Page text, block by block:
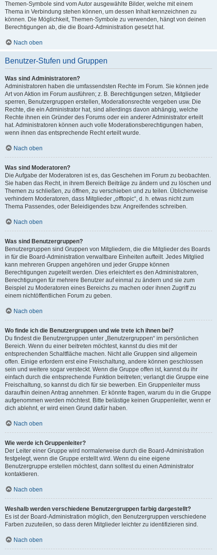
Themen-Symbole sind vom Autor ausgewählte Bilder, welche mit einem
Thema in Verbindung stehen können, um dessen Inhalt kennzeichnen zu
können. Die Möglichkeit, Themen-Symbole zu verwenden, hängt von deinen
Berechtigungen ab, die die Board-Administration gesetzt hat.
Nach oben
Benutzer-Stufen und Gruppen
Was sind Administratoren?
Administratoren haben die umfassendsten Rechte im Forum. Sie können jede
Art von Aktion im Forum ausführen; z. B. Berechtigungen setzen, Mitglieder
sperren, Benutzergruppen erstellen, Moderationsrechte vergeben usw. Die
Rechte, die ein Administrator hat, sind allerdings davon abhängig, welche
Rechte ihnen ein Gründer des Forums oder ein anderer Administrator erteilt
hat. Administratoren können auch volle Moderationsberechtigungen haben,
wenn ihnen das entsprechende Recht erteilt wurde.
Nach oben
Was sind Moderatoren?
Die Aufgabe der Moderatoren ist es, das Geschehen im Forum zu beobachten.
Sie haben das Recht, in ihrem Bereich Beiträge zu ändern und zu löschen und
Themen zu schließen, zu öffnen, zu verschieben und zu teilen. Üblicherweise
verhindern Moderatoren, dass Mitglieder „offtopic“, d. h. etwas nicht zum
Thema Passendes, oder Beleidigendes bzw. Angreifendes schreiben.
Nach oben
Was sind Benutzergruppen?
Benutzergruppen sind Gruppen von Mitgliedern, die die Mitglieder des Boards
in für die Board-Administration verwaltbare Einheiten aufteilt. Jedes Mitglied
kann mehreren Gruppen angehören und jeder Gruppe können
Berechtigungen zugeteilt werden. Dies erleichtert es den Administratoren,
Berechtigungen für mehrere Benutzer auf einmal zu ändern und sie zum
Beispiel zu Moderatoren eines Bereichs zu machen oder ihnen Zugriff zu
einem nichtöffentlichen Forum zu geben.
Nach oben
Wo finde ich die Benutzergruppen und wie trete ich ihnen bei?
Du findest die Benutzergruppen unter „Benutzergruppen“ im persönlichen
Bereich. Wenn du einer beitreten möchtest, kannst du dies mit der
entsprechenden Schaltfläche machen. Nicht alle Gruppen sind allgemein
offen. Einige erfordern erst eine Freischaltung, andere können geschlossen
sein und weitere sogar versteckt. Wenn die Gruppe offen ist, kannst du ihr
einfach durch die entsprechende Funktion beitreten; verlangt die Gruppe eine
Freischaltung, so kannst du dich für sie bewerben. Ein Gruppenleiter muss
daraufhin deinen Antrag annehmen. Er könnte fragen, warum du in die Gruppe
aufgenommen werden möchtest. Bitte belästige keinen Gruppenleiter, wenn er
dich ablehnt, er wird einen Grund dafür haben.
Nach oben
Wie werde ich Gruppenleiter?
Der Leiter einer Gruppe wird normalerweise durch die Board-Administration
festgelegt, wenn die Gruppe erstellt wird. Wenn du eine eigene
Benutzergruppe erstellen möchtest, dann solltest du einen Administrator
kontaktieren.
Nach oben
Weshalb werden verschiedene Benutzergruppen farbig dargestellt?
Es ist der Board-Administration möglich, den Benutzergruppen verschiedene
Farben zuzuteilen, so dass deren Mitglieder leichter zu identifizieren sind.
Nach oben